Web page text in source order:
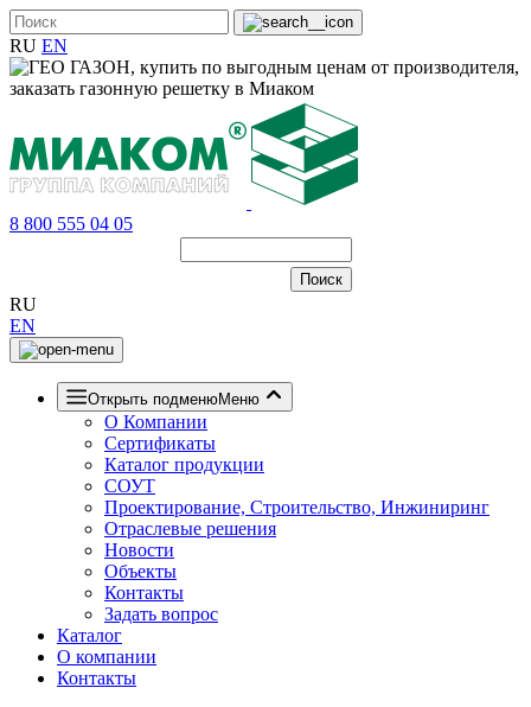
RU EN
8 800 555 04 05
RU
EN
Открыть подменюМеню
О Компании
Сертификаты
Каталог продукции
СОУТ
Проектирование, Строительство, Инжиниринг
Отраслевые решения
Новости
Объекты
Контакты
Задать вопрос
Каталог
О компании
Контакты